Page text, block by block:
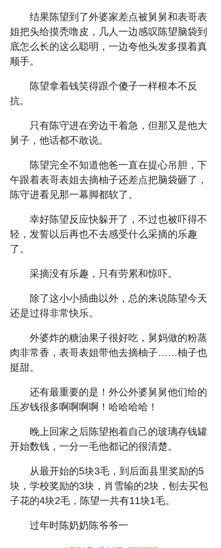
结果陈望到了外婆家差点被舅舅和表哥表
姐把头给摸秃噜皮，几人一边感叹陈望脑袋到
底怎么长的这么聪明，一边夸他头发多摸着真
顺手。
陈望拿着钱笑得跟个傻子一样根本不反
抗。
只有陈守进在旁边干着急，但那又是他大
舅子，他话都不敢说。
陈望完全不知道他爸一直在提心吊胆，下
午跟着表哥表姐去摘柚子还差点把脑袋砸了，
陈守进看见那一幕脚都软了。
幸好陈望反应快躲开了，不过也被吓得不
轻，发誓以后再也不去感受什么采摘的乐趣
了。
采摘没有乐趣，只有劳累和惊吓。
除了这小小插曲以外，总的来说陈望今天
还是过得非常快乐。
外婆炸的糖油果子很好吃，舅妈做的粉蒸
肉非常香，表哥表姐带他去摘柚子……柚子也
挺甜。
还有最重要的是！外公外婆舅舅他们给的
压岁钱很多啊啊啊啊！哈哈哈哈！
晚上回家之后陈望抱着自己的玻璃存钱罐
开始数钱，一分一毛他都记的很清楚。
从最开始的5块3毛，到后面县里奖励的5
块，学校奖励的3块，肖雪输的2块，刨去买包
子花的4块2毛，陈望一共有11块1毛。
过年时陈奶奶陈爷爷一